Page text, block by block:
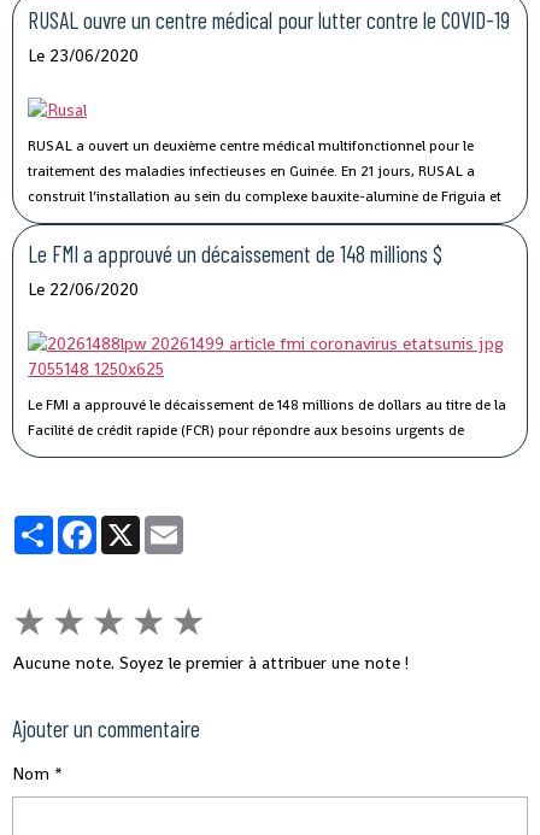
alors que nous collaborons avec nos partenaires pour optimiser le projet»,
RUSAL ouvre un centre médical pour lutter contre le COVID-19
Le 23/06/2020
RUSAL a ouvert un deuxième centre médical multifonctionnel pour le
traitement des maladies infectieuses en Guinée. En 21 jours, RUSAL a
construit l’installation au sein du complexe bauxite-alumine de Friguia et
se prépare à accueillir des patients atteints de COVID-19.
Le FMI a approuvé un décaissement de 148 millions $
Le 22/06/2020
Le FMI a approuvé le décaissement de 148 millions de dollars au titre de la
Facilité de crédit rapide (FCR) pour répondre aux besoins urgents de
balance des paiements et de financement budgétaire résultant de la
PartagerFacebook
X
★ ★ ★ ★ ★
Aucune note. Soyez le premier à attribuer une note !
Ajouter un commentaire
Nom